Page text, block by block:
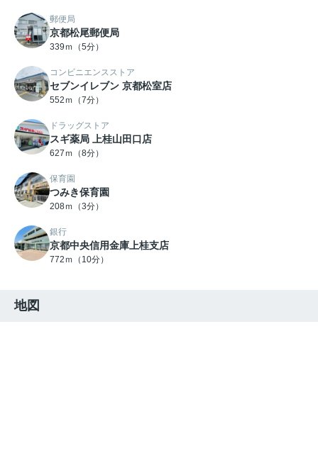
郵便局
京都松尾郵便局
339ｍ（5分）
コンビニエンスストア
セブンイレブン 京都松室店
552ｍ（7分）
ドラッグストア
スギ薬局 上桂山田口店
627ｍ（8分）
保育園
つみき保育園
208ｍ（3分）
銀行
京都中央信用金庫上桂支店
772ｍ（10分）
地図